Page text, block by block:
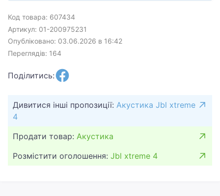
царапины, что является следами эксплуатации.
Звук, подключение и все функции работают
исправно. Продаётся без оригинальной упаковки и
дополнительных аксессуаров (только колонка).
пляже или дома. Благодаря высокой степени
для качественного портативного звука.
Код товара: 607434
Артикул: 01-200975231
Опубліковано: 03.06.2026 в 16:42
Переглядів: 164
Поділитись:
Дивитися інші пропозиції: Акустика Jbl xtreme
4
Продати товар: Акустика
Розмістити оголошення: Jbl xtreme 4